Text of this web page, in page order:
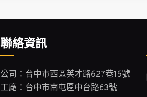
聯絡資訊
公司：台中市西區英才路627巷16號
工廠：台中市南屯區中台路63號